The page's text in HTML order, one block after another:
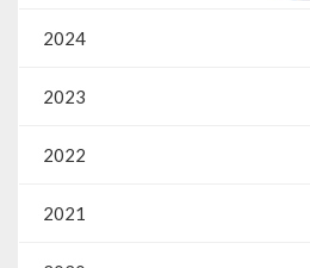
Transparência
Apresentação
Portal da Transparência
2024
2023
2022
2021